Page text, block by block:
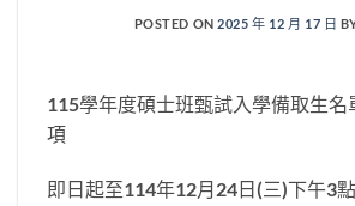
POSTED ON2025 年 12 月 17 日
115學年度碩士班甄試入學備取生名
項
即日起至114年12月24日(三)下午3